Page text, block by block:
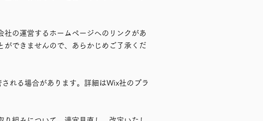
の運営するホームページへのリンクがあ
できませんので、あらかじめご了承くだ
れる場合があります。詳細はWix社のプラ